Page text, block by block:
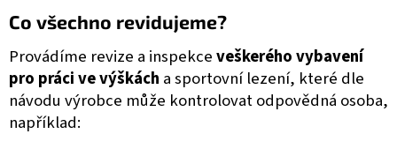
Co všechno revidujeme?
Provádíme revize a inspekceveškerého vybavení
pro práci ve výškách a sportovní lezení, které dle
návodu výrobce může kontrolovat odpovědná osoba,
například: